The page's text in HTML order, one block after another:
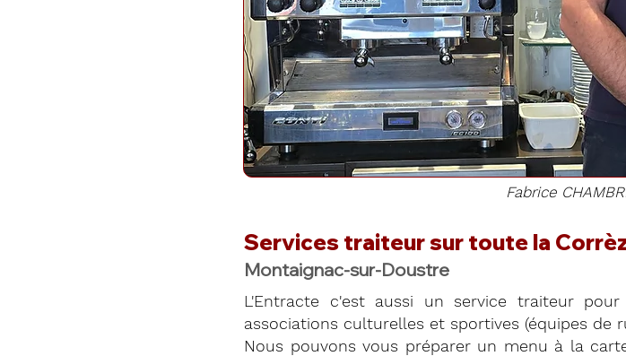
Fabrice
Services traiteur sur toute la
Montaignac-sur-Doustre
L'Entracte c'est aussi un service traiteur
associations culturelles et sportives (équipes de
Nous pouvons vous préparer un menu à la